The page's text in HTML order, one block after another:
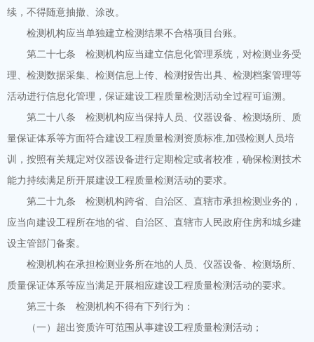
续，不得随意抽撤、涂改。
检测机构应当单独建立检测结果不合格项目台账。
第二十七条 检测机构应当建立信息化管理系统，对检测业务受
理、检测数据采集、检测信息上传、检测报告出具、检测档案管理等
活动进行信息化管理，保证建设工程质量检测活动全过程可追溯。
第二十八条 检测机构应当保持人员、仪器设备、检测场所、质
量保证体系等方面符合建设工程质量检测资质标准,加强检测人员培
训，按照有关规定对仪器设备进行定期检定或者校准，确保检测技术
能力持续满足所开展建设工程质量检测活动的要求。
第二十九条 检测机构跨省、自治区、直辖市承担检测业务的，
应当向建设工程所在地的省、自治区、直辖市人民政府住房和城乡建
设主管部门备案。
检测机构在承担检测业务所在地的人员、仪器设备、检测场所、
质量保证体系等应当满足开展相应建设工程质量检测活动的要求。
第三十条 检测机构不得有下列行为：
（一）超出资质许可范围从事建设工程质量检测活动；